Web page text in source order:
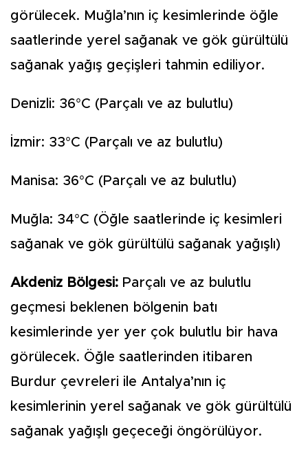
görülecek. Muğla’nın iç kesimlerinde öğle
saatlerinde yerel sağanak ve gök gürültülü
sağanak yağış geçişleri tahmin ediliyor.
Denizli: 36°C (Parçalı ve az bulutlu)
İzmir: 33°C (Parçalı ve az bulutlu)
Manisa: 36°C (Parçalı ve az bulutlu)
Muğla: 34°C (Öğle saatlerinde iç kesimleri
sağanak ve gök gürültülü sağanak yağışlı)
Akdeniz Bölgesi: Parçalı ve az bulutlu
geçmesi beklenen bölgenin batı
kesimlerinde yer yer çok bulutlu bir hava
görülecek. Öğle saatlerinden itibaren
Burdur çevreleri ile Antalya’nın iç
kesimlerinin yerel sağanak ve gök gürültülü
sağanak yağışlı geçeceği öngörülüyor.